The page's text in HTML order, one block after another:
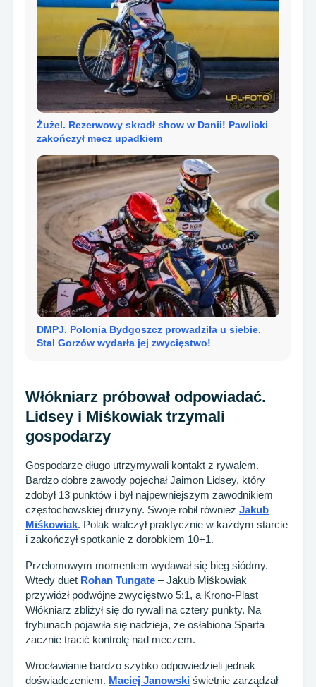
Żużel. Rezerwowy skradł show w Danii! Pawlicki
zakończył mecz upadkiem
DMPJ. Polonia Bydgoszcz prowadziła u siebie.
Stal Gorzów wydarła jej zwycięstwo!
Włókniarz próbował odpowiadać.
Lidsey i Miśkowiak trzymali
gospodarzy
Gospodarze długo utrzymywali kontakt z rywalem.
Bardzo dobre zawody pojechał Jaimon Lidsey, który
zdobył 13 punktów i był najpewniejszym zawodnikiem
częstochowskiej drużyny. Swoje robił również Jakub
Miśkowiak. Polak walczył praktycznie w każdym starcie
i zakończył spotkanie z dorobkiem 10+1.
Przełomowym momentem wydawał się bieg siódmy.
Wtedy duet Rohan Tungate – Jakub Miśkowiak
przywiózł podwójne zwycięstwo 5:1, a Krono-Plast
Włókniarz zbliżył się do rywali na cztery punkty. Na
trybunach pojawiła się nadzieja, że osłabiona Sparta
zacznie tracić kontrolę nad meczem.
Wrocławianie bardzo szybko odpowiedzieli jednak
doświadczeniem. Maciej Janowski świetnie zarządzał